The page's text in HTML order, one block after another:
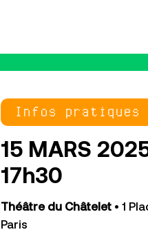
Infos pratiques
15 MARS
17h30
Théâtre du Châtelet • 1
Paris